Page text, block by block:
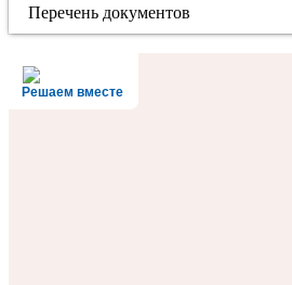
Перечень документов
Решаем вместе